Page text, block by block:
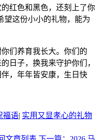
红色和黑色，还刻上了你
望这份小小的礼物，能为
们养育我长大。你们的
日子，换我来守护你们，
，年年皆安康，生日快
福语| 实用又显孝心的礼物